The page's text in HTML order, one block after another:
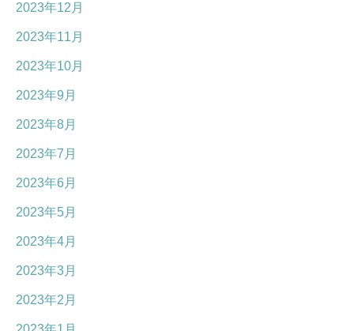
2023年12月
2023年11月
2023年10月
2023年9月
2023年8月
2023年7月
2023年6月
2023年5月
2023年4月
2023年3月
2023年2月